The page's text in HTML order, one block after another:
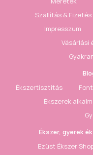
Szállítás & Fizetés
Impresszum
Vásárlási
Ékszertisztítás
Ékszerek
Ékszer, gyerek
Ezüst Ékszer